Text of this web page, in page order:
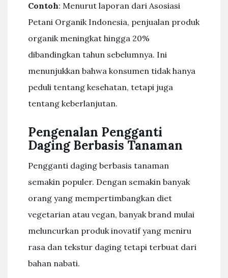
Contoh: Menurut laporan dari Asosiasi
Petani Organik Indonesia, penjualan produk
organik meningkat hingga 20%
dibandingkan tahun sebelumnya. Ini
menunjukkan bahwa konsumen tidak hanya
peduli tentang kesehatan, tetapi juga
tentang keberlanjutan.
Pengenalan Pengganti
Daging Berbasis Tanaman
Pengganti daging berbasis tanaman
semakin populer. Dengan semakin banyak
orang yang mempertimbangkan diet
vegetarian atau vegan, banyak brand mulai
meluncurkan produk inovatif yang meniru
rasa dan tekstur daging tetapi terbuat dari
bahan nabati.